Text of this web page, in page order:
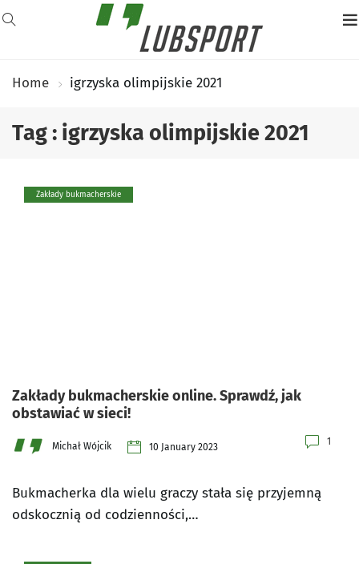
Home igrzyska olimpijskie 2021
Tag : igrzyska olimpijskie 2021
Zakłady bukmacherskie
Zakłady bukmacherskie online. Sprawdź, jak
obstawiać w sieci!
Michał Wójcik 10 January 2023 1
Bukmacherka dla wielu graczy stała się przyjemną
odskocznią od codzienności,…